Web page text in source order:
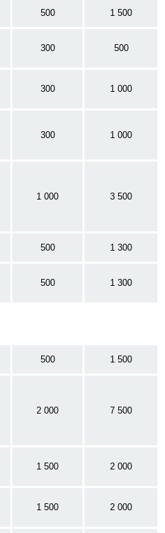
500 1 500
300 500
300 1 000
300 1 000
1 000 3 500
500 1 300
500 1 300
500 1 500
2 000 7 500
1 500 2 000
1 500 2 000